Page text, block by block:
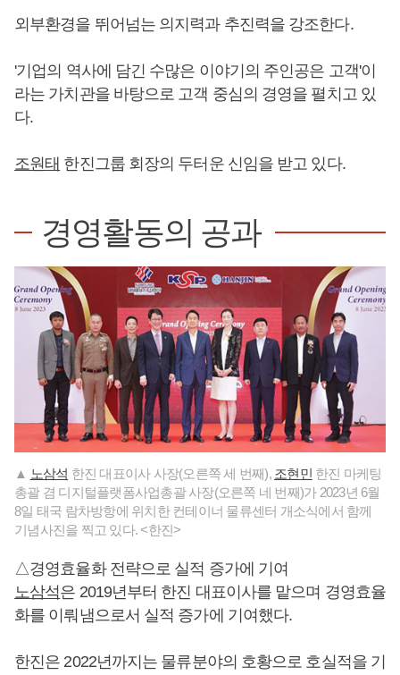
외부환경을 뛰어넘는 의지력과 추진력을 강조한다.
'기업의 역사에 담긴 수많은 이야기의 주인공은 고객'이
라는 가치관을 바탕으로 고객 중심의 경영을 펼치고 있
다.
조원태 한진그룹 회장의 두터운 신임을 받고 있다.
경영활동의 공과
▲ 노삼석 한진 대표이사 사장(오른쪽 세 번째), 조현민 한진 마케팅
총괄 겸 디지털플랫폼사업총괄 사장(오른쪽 네 번째)가 2023년 6월
8일 태국 람차방항에 위치한 컨테이너 물류센터 개소식에서 함께
기념사진을 찍고 있다. <한진>
△경영효율화 전략으로 실적 증가에 기여
노삼석은 2019년부터 한진 대표이사를 맡으며 경영효율
화를 이뤄냄으로서 실적 증가에 기여했다.
한진은 2022년까지는 물류분야의 호황으로 호실적을 기